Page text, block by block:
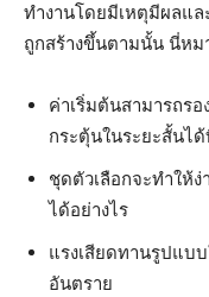
ทำงานโดยมีเหตุมีผลแ
ถูกสร้างขึ้นตามนั้น นี่หม
ค่าเริ่มต้นสามารถร
กระตุ้นในระยะสั้นไ
ชุดตัวเลือกจะทำให้
ได้อย่างไร
แรงเสียดทานรูปแบ
อันตราย